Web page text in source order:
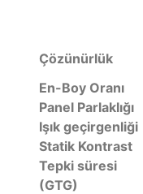
Çözünürlük
En-Boy Oranı
Panel Parlaklığı
Işık geçirgenliği
Statik Kontrast
Tepki süresi
(GTG)